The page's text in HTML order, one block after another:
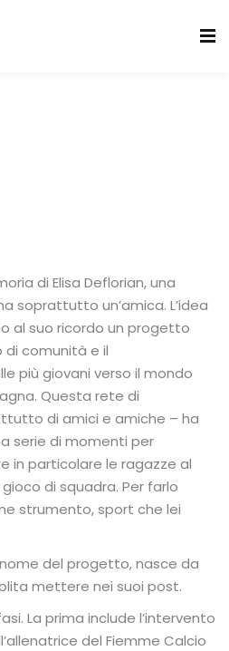
di Elisa Deflorian, una
soprattutto un’amica. L’idea
al suo ricordo un progetto
di comunità e il
più giovani verso il mondo
Questa rete di
di amici e amiche – ha
serie di momenti per
in particolare le ragazze al
di squadra. Per farlo
strumento, sport che lei
del progetto, nasce da
mettere nei suoi post.
La prima include l’intervento
del Fiemme Calcio